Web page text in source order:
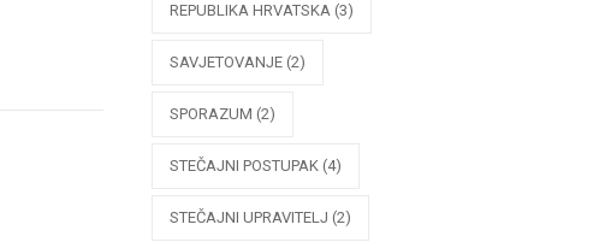
REPUBLIKA HRVATSKA (3)
SAVJETOVANJE (2)
SPORAZUM (2)
STEČAJNI POSTUPAK (4)
STEČAJNI UPRAVITELJ (2)